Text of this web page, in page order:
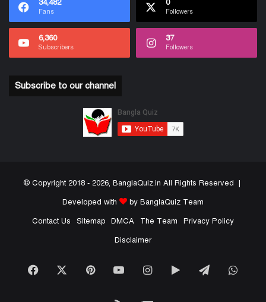
34,482
Fans
0
Followers
6,360
Subscribers
37
Followers
Subscribe to our channel
© Copyright 2018 - 2026, BanglaQuiz.in All Rights Reserved |
Developed with
by BanglaQuiz Team
Contact Us
Sitemap DMCA The Team
Privacy Policy
Disclaimer
Facebook PinterestYouTubeInstagram
GoogleTelegram